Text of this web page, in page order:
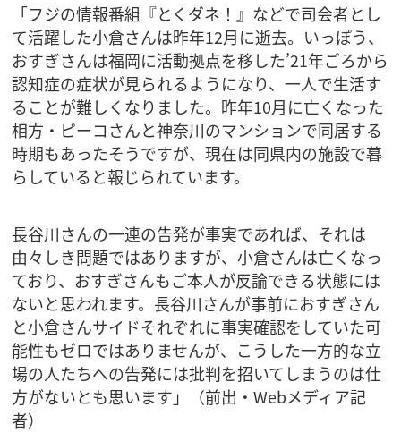
「フジの情報番組『とくダネ！』などで司会者とし
て活躍した小倉さんは昨年12月に逝去。いっぽう、
おすぎさんは福岡に活動拠点を移した’21年ごろから
認知症の症状が見られるようになり、一人で生活す
ることが難しくなりました。昨年10月に亡くなった
相方・ピーコさんと神奈川のマンションで同居する
時期もあったそうですが、現在は同県内の施設で暮
らしていると報じられています。
長谷川さんの一連の告発が事実であれば、それは
由々しき問題ではありますが、小倉さんは亡くなっ
ており、おすぎさんもご本人が反論できる状態には
ないと思われます。長谷川さんが事前におすぎさん
と小倉さんサイドそれぞれに事実確認をしていた可
能性もゼロではありませんが、こうした一方的な立
場の人たちへの告発には批判を招いてしまうのは仕
方がないとも思います」（前出・Webメディア記
者）